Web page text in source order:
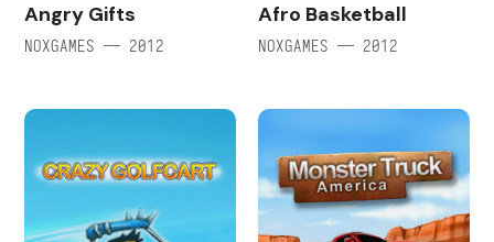
Angry Gifts
NOXGAMES — 2012
Afro Basketball
NOXGAMES — 2012